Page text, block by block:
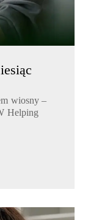
wiosny –
Helping